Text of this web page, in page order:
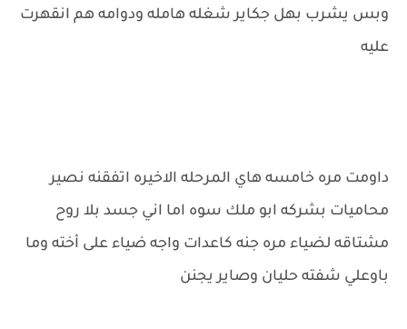
وبس يشرب بهل جكاير شغله هامله ودوامه هم انقهرت
عليه
داومت مره خامسه هاي المرحله الاخيره اتفقنه نصير
محاميات بشركه ابو ملك سوه اما اني جسد بلا روح
مشتاقه لضياء مره جنه كاعدات واجه ضياء على أخته وما
باوعلي شفته حليان وصاير يجنن